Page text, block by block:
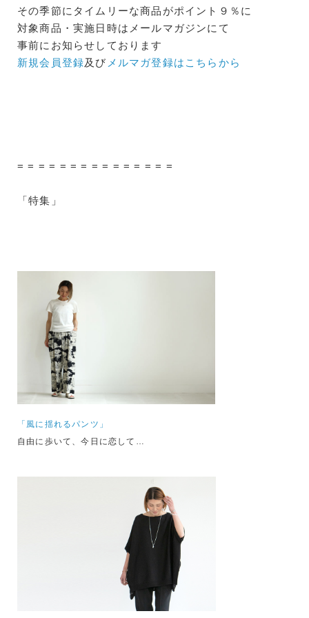
その季節にタイムリーな商品がポイント９％に
対象商品・実施日時はメールマガジンにて
事前にお知らせしております
新規会員登録及び メルマガ登録はこちらから
= = = = = = = = = = = = = = =
「特集」
「風に揺れるパンツ」
自由に歩いて、今日に恋して…